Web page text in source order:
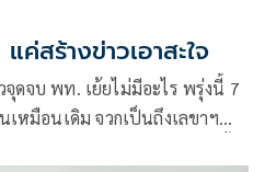
ค่สร้างข่าวเอาสะใจ
จุดจบ พท. เย้ยไม่มีอะไร พรุ่งนี้ 7
หมือนเดิม จวกเป็นถึงเลขาฯ